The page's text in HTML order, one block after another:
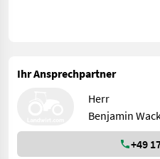
Ihr Ansprechpartner
Herr
Benjamin
+49